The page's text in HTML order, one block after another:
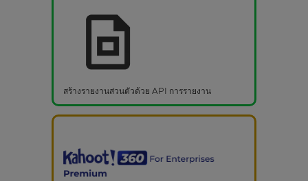
สร้างรายงานส่วนตัวด้วย API การรายงาน